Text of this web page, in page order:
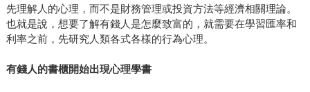
先理解人的心理，而不是財務管理或投資方法等經濟相關理論。
也就是說，想要了解有錢人是怎麼致富的，就需要在學習匯率和
利率之前，先研究人類各式各樣的行為心理。
有錢人的書櫃開始出現心理學書